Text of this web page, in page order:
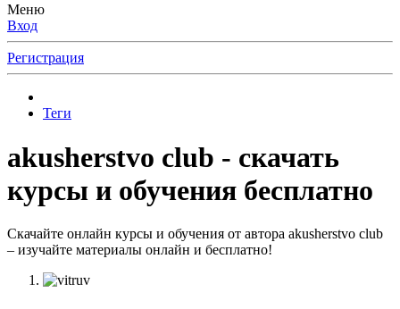
Меню
Вход
Регистрация
Теги
akusherstvo club - скачать
курсы и обучения бесплатно
Скачайте онлайн курсы и обучения от автора akusherstvo club
– изучайте материалы онлайн и бесплатно!